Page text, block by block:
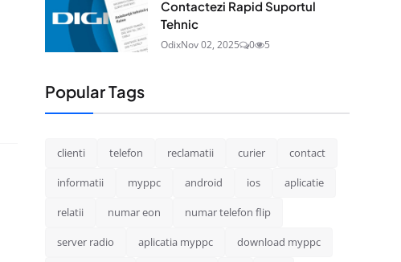
Contactezi Rapid Suportul
Tehnic
OdixNov 02, 2025 0 5
Popular Tags
clienti telefon reclamatii curier contact
informatii myppc android ios aplicatie
relatii numar eon numar telefon flip
server radio aplicatia myppc download myppc